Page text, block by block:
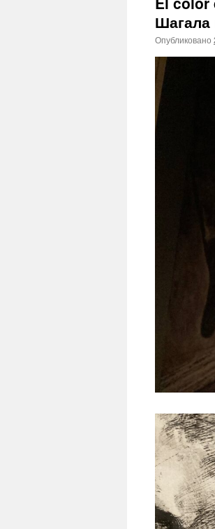
Шагала
Опубликовано